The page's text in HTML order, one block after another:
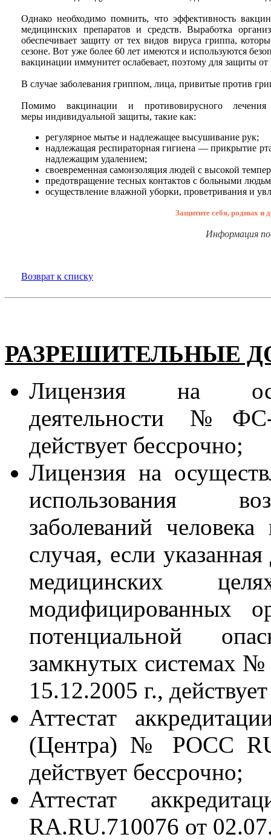
Однако необходимо помнить, что эффективность
медицинских препаратов и средств. Выработка
обеспечивает защиту от тех видов вируса гриппа,
сезоне. Вот уже более 60 лет имеются и используются
вакцинации иммунитет ослабевает, поэтому для защиты
В случае заболевания гриппом, лица, привитые против
Помимо вакцинации и противовирусного лечения
меры индивидуальной защиты, такие как:
регулярное мытье и надлежащее высушивание рук;
надлежащая респираторная гигиена — прикрытие
надлежащим удалением;
своевременная самоизоляция людей с высокой
предотвращение тесных контактов с больными
осуществление влажной уборки, проветривания и
Защитите себя, родных и
Информация
Возврат к списку
РАЗРЕШИТЕЛЬНЫЕ
Лицензия на
деятельности №ФС-
действует бессрочно;
Лицензия на
использования
заболеваний
случая, если
медицинских
модифицированных
потенциальной
замкнутых системах
15.12.2005 г.,
Аттестат
(Центра) № РОСС
действует бессрочно;
Аттестат
RA.RU.710076 от